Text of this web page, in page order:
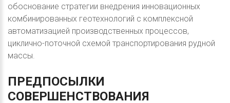
обоснование стратегии внедрения инновационных
комбинированных геотехнологий с комплексной
автоматизацией производственных процессов,
циклично-поточной схемой транспортирования рудной
массы.
ПРЕДПОСЫЛКИ
СОВЕРШЕНСТВОВАНИЯ